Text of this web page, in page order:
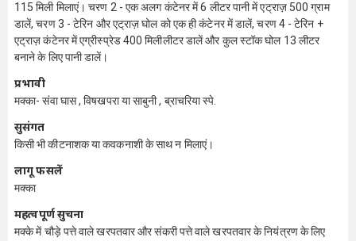
115 मिली मिलाएं। चरण 2 - एक अलग कंटेनर में 6 लीटर पानी में एट्राज़ 500 ग्राम
डालें, चरण 3 - टेरिन और एट्राज़ घोल को एक ही कंटेनर में डालें, चरण 4 - टेरिन +
एट्राज़ कंटेनर में एग्रीस्प्रेड 400 मिलीलीटर डालें और कुल स्टॉक घोल 13 लीटर
बनाने के लिए पानी डालें।
प्रभावी
मक्का- संवा घास , विषखपरा या साबुनी , ब्राचरिया स्पे.
सुसंगत
किसी भी कीटनाशक या कवकनाशी के साथ न मिलाएं।
लागू फसलें
मक्का
महत्वपूर्ण सुचना
मक्के में चौड़े पत्ते वाले खरपतवार और संकरी पत्ते वाले खरपतवार के नियंत्रण के लिए